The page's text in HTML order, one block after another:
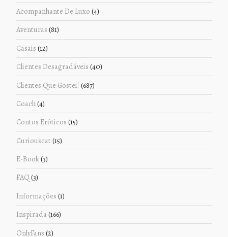
Acompanhante De Luxo (4)
Aventuras (81)
Casais (12)
Clientes Desagradáveis (40)
Clientes Que Gostei! (687)
Coach(4)
Contos Eróticos (15)
Curiouscat (15)
E-Book(3)
FAQ (3)
Informações (1)
Inspirada (166)
OnlyFans (2)